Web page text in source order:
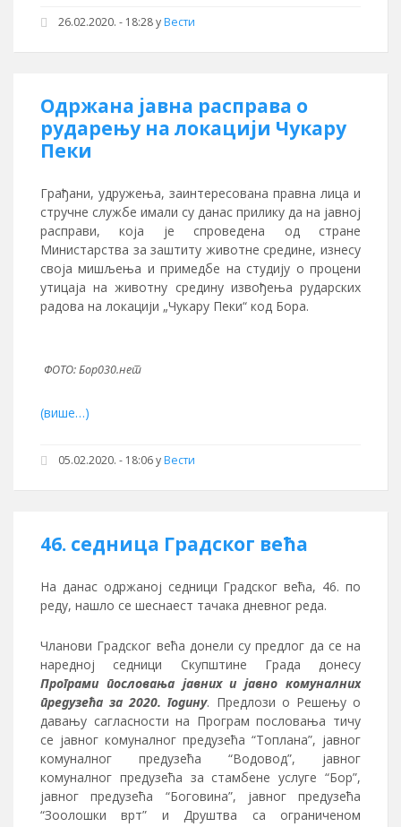
26.02.2020. - 18:28уВести
Одржана јавна расправа о
рударењу на локацији Чукару
Пеки
Грађани, удружења, заинтересована правна лица и
стручне службе имали су данас прилику да на јавној
расправи, која је спроведена од стране
Министарства за заштиту животне средине, изнесу
своја мишљења и примедбе на студију о процени
утицаја на животну средину извођења рударских
радова на локацији „Чукару Пеки“ код Бора.
ФОТО: Бор030.нет
(више…)
05.02.2020. - 18:06уВести
46. седница Градског већа
На данас одржаној седници Градског већа, 46. по
реду, нашло се шеснаест тачака дневног реда.
Чланови Градског већа донели су предлог да се на
наредној седници Скупштине Града донесу
Програми пословања јавних и јавно комуналних
предузећа за 2020. годину. Предлози о Решењу о
давању сагласности на Програм пословања тичу
се јавног комуналног предузећа “Топлана”, јавног
комуналног предузећа “Водовод”, јавног
комуналног предузећа за стамбене услуге “Бор”,
јавног предузећа “Боговина”, јавног предузећа
“Зоолошки врт” и Друштва са ограниченом